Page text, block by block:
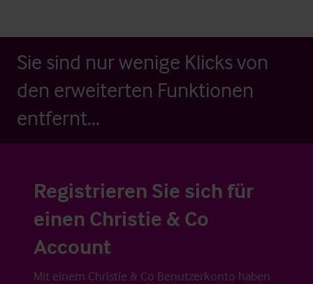
Sie sind nur wenige Klicks von
den erweiterten Funktionen
entfernt...
Registrieren Sie sich für
einen Christie & Co
Account
Mit einem Christie & Co Benutzerkonto haben